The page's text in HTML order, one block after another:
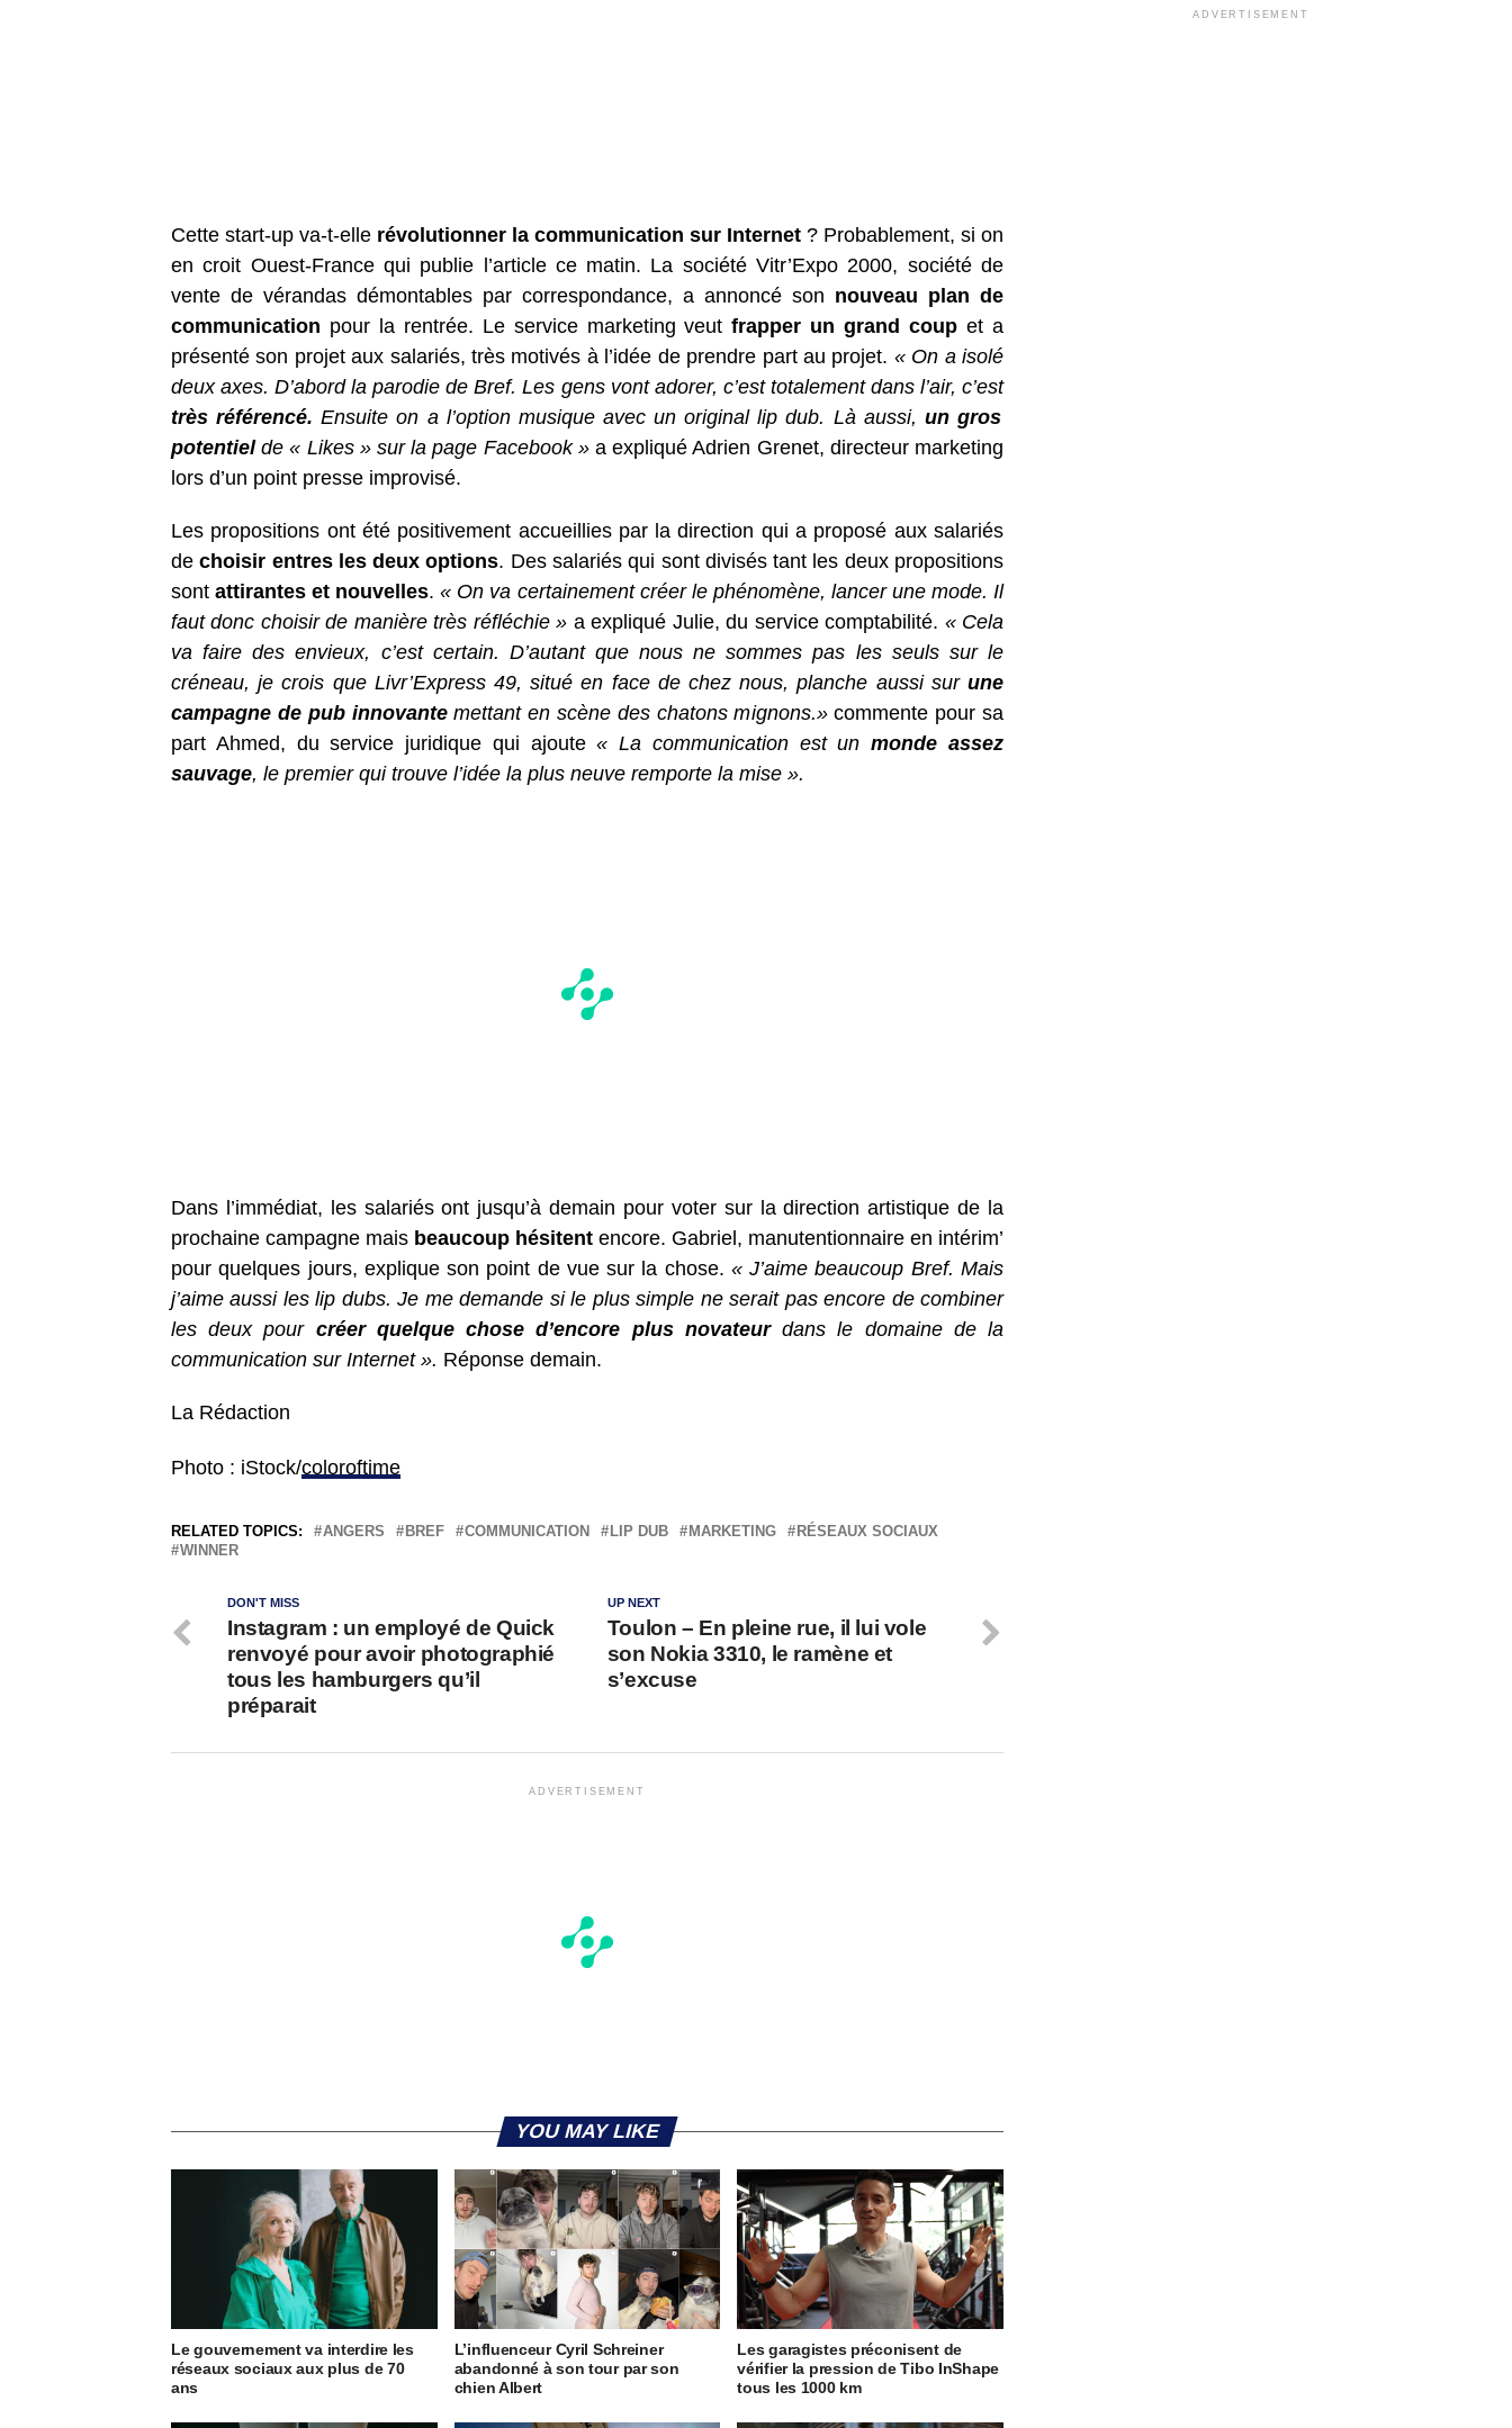
Cette start-up va-t-elle révolutionner la communication sur Internet ? Probablement, si on
en croit Ouest-France qui publie l’article ce matin. La société Vitr’Expo 2000, société de
vente de vérandas démontables par correspondance, a annoncé son nouveau plan de
communication pour la rentrée. Le service marketing veutfrapper un grand coup et a
présenté son projet aux salariés, très motivés à l’idée de prendre part au projet. « On a isolé
deux axes. D’abord la parodie de Bref. Les gens vont adorer, c’est totalement dans l’air, c’est
très référencé. Ensuite on a l’option musique avec un original lip dub. Là aussi, un gros
potentielde « Likes » sur la page Facebook »a expliqué Adrien Grenet, directeur marketing
lors d’un point presse improvisé.
Les propositions ont été positivement accueillies par la direction qui a proposé aux salariés
de choisir entres les deux options. Des salariés qui sont divisés tant les deux propositions
sontattirantes et nouvelles. « On va certainement créer le phénomène, lancer une mode. Il
faut donc choisir de manière très réfléchie » a expliqué Julie, du service comptabilité. « Cela
va faire des envieux, c’est certain. D’autant que nous ne sommes pas les seuls sur le
créneau, je crois que Livr’Express 49, situé en face de chez nous, planche aussi sur une
campagne de pub innovantemettant en scène des chatons mignons.»commente pour sa
part Ahmed, du service juridique qui ajoute« La communication est unmonde assez
sauvage, le premier qui trouve l’idée la plus neuve remporte la mise ».
Dans l’immédiat, les salariés ont jusqu’à demain pour voter sur la direction artistique de la
prochaine campagne mais beaucoup hésitent encore. Gabriel, manutentionnaire en intérim’
pour quelques jours, explique son point de vue sur la chose. « J’aime beaucoup Bref. Mais
j’aime aussi les lip dubs. Je me demande si le plus simple ne serait pas encore de combiner
les deux pourcréer quelque chose d’encore plus novateurdans le domaine de la
communication sur Internet ». Réponse demain.
La Rédaction
Photo : iStock/coloroftime
RELATED TOPICS: ANGERS BREF COMMUNICATION LIP DUB MARKETING
RÉSEAUX SOCIAUX
WINNER
UP NEXT
Toulon – En pleine rue, il lui vole
son Nokia 3310, le ramène et
s’excuse
DON'T MISS
Instagram : un employé de Quick
renvoyé pour avoir photographié
tous les hamburgers qu’il
préparait
ADVERTISEMENT
YOU MAY LIKE
Le gouvernement va interdire les
réseaux sociaux aux plus de 70
ans
L’influenceur Cyril Schreiner
abandonné à son tour par son
chien Albert
Les garagistes préconisent de
vérifier la pression de Tibo InShape
tous les 1000 km
ADVERTISEMENT